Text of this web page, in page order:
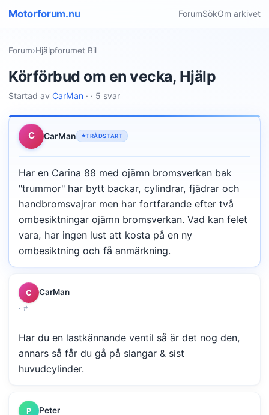
Motorforum.nu ForumSökOm arkivet
Forum›Hjälpforumet Bil
Körförbud om en vecka, Hjälp
Startad av CarMan · · 5 svar
C CarMan TRÅDSTART
Har en Carina 88 med ojämn bromsverkan bak
"trummor" har bytt backar, cylindrar, fjädrar och
handbromsvajrar men har fortfarande efter två
ombesiktningar ojämn bromsverkan. Vad kan felet
vara, har ingen lust att kosta på en ny
ombesiktning och få anmärkning.
C CarMan
· #
Har du en lastkännande ventil så är det nog den,
annars så får du gå på slangar & sist
huvudcylinder.
P Peter